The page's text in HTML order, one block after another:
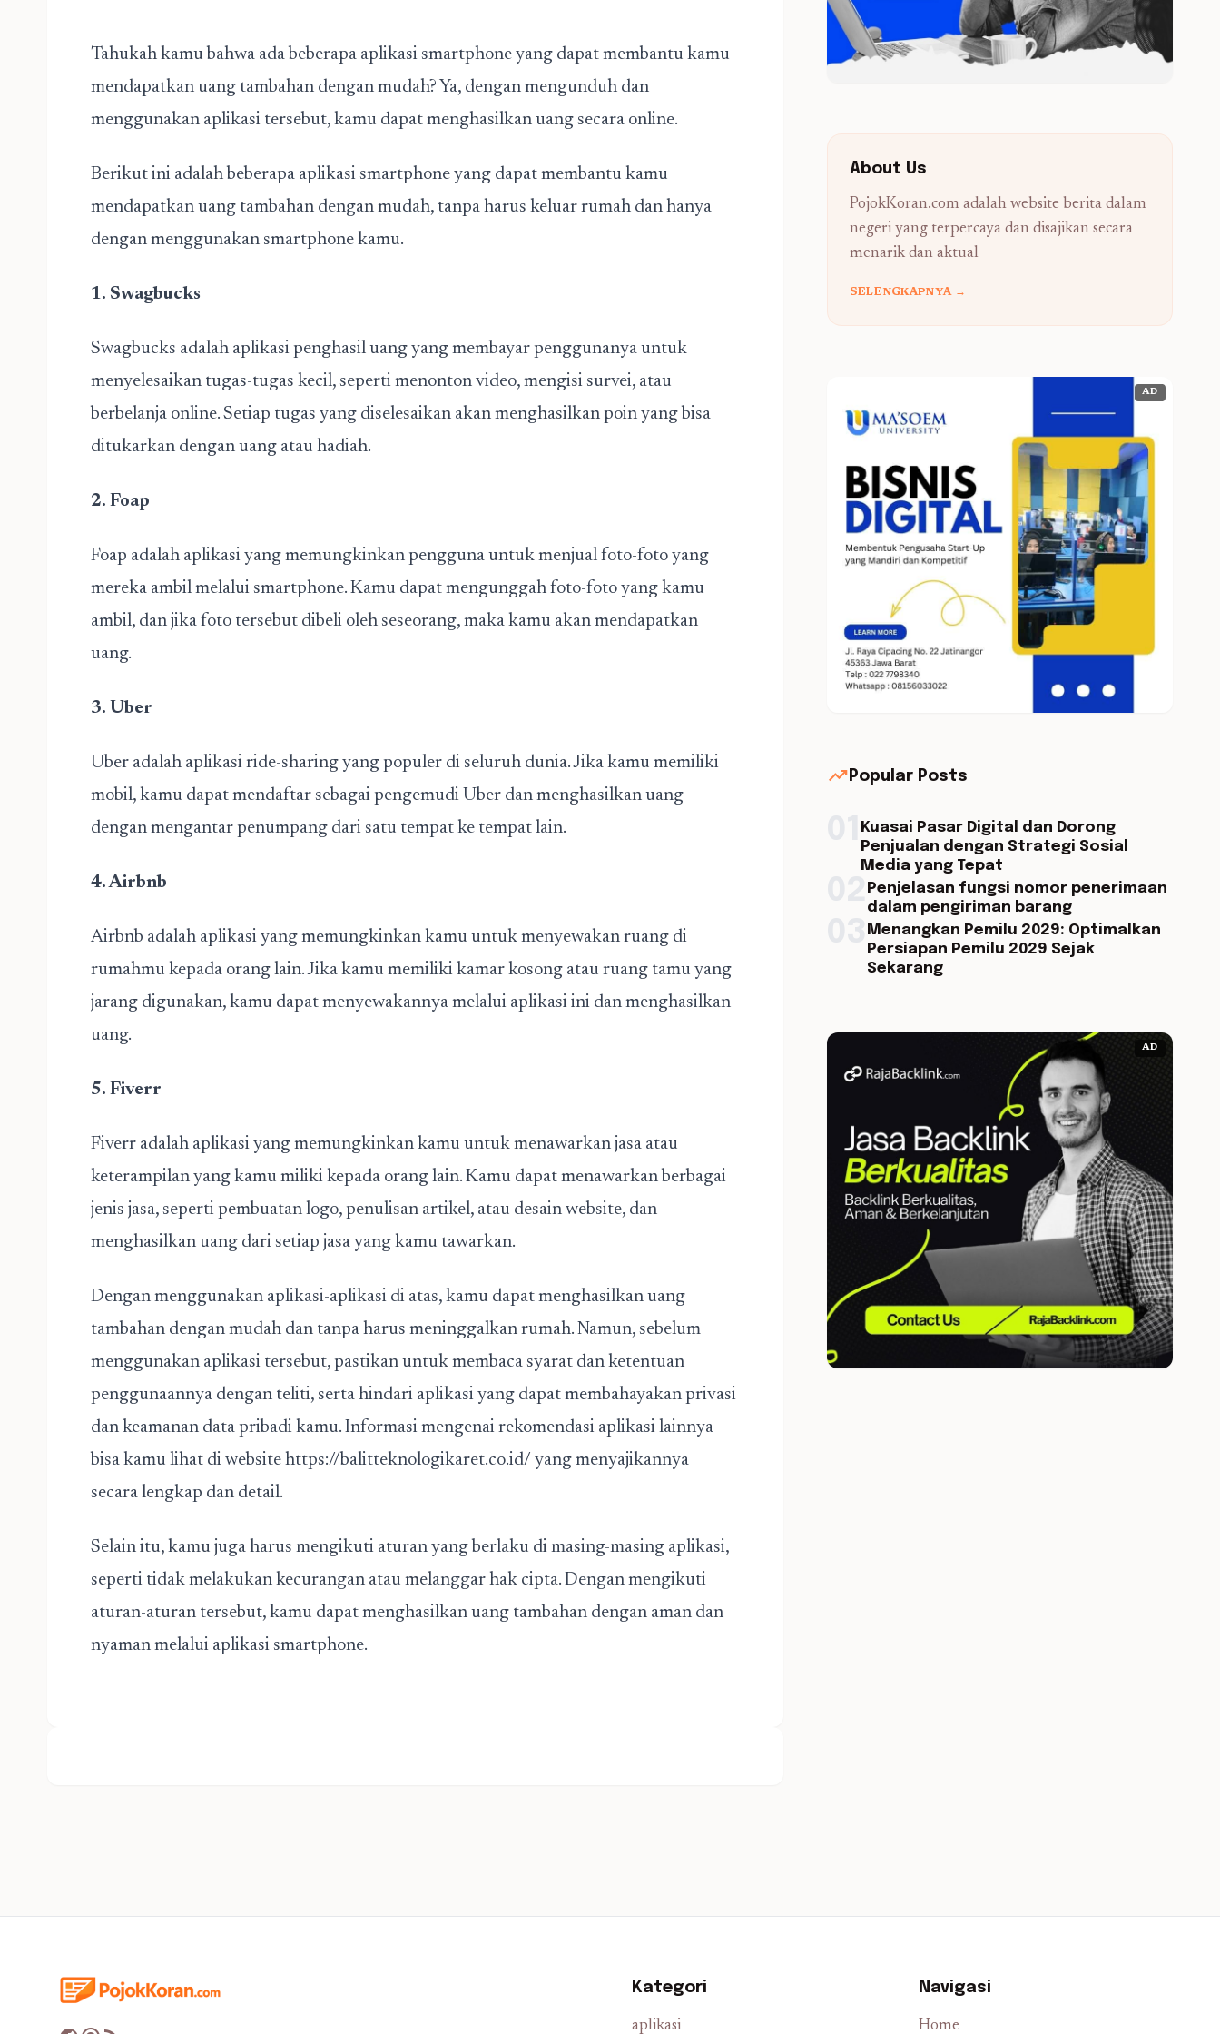
Tahukah kamu bahwa ada beberapa aplikasi smartphone yang dapat membantu kamu
mendapatkan uang tambahan dengan mudah? Ya, dengan mengunduh dan
menggunakan aplikasi tersebut, kamu dapat menghasilkan uang secara online.
Berikut ini adalah beberapa aplikasi smartphone yang dapat membantu kamu
mendapatkan uang tambahan dengan mudah, tanpa harus keluar rumah dan hanya
dengan menggunakan smartphone kamu.
1. Swagbucks
Swagbucks adalah aplikasi penghasil uang yang membayar penggunanya untuk
menyelesaikan tugas-tugas kecil, seperti menonton video, mengisi survei, atau
berbelanja online. Setiap tugas yang diselesaikan akan menghasilkan poin yang bisa
ditukarkan dengan uang atau hadiah.
2. Foap
Foap adalah aplikasi yang memungkinkan pengguna untuk menjual foto-foto yang
mereka ambil melalui smartphone. Kamu dapat mengunggah foto-foto yang kamu
ambil, dan jika foto tersebut dibeli oleh seseorang, maka kamu akan mendapatkan
uang.
3. Uber
Uber adalah aplikasi ride-sharing yang populer di seluruh dunia. Jika kamu memiliki
mobil, kamu dapat mendaftar sebagai pengemudi Uber dan menghasilkan uang
dengan mengantar penumpang dari satu tempat ke tempat lain.
4. Airbnb
Airbnb adalah aplikasi yang memungkinkan kamu untuk menyewakan ruang di
rumahmu kepada orang lain. Jika kamu memiliki kamar kosong atau ruang tamu yang
jarang digunakan, kamu dapat menyewakannya melalui aplikasi ini dan menghasilkan
uang.
5. Fiverr
Fiverr adalah aplikasi yang memungkinkan kamu untuk menawarkan jasa atau
keterampilan yang kamu miliki kepada orang lain. Kamu dapat menawarkan berbagai
jenis jasa, seperti pembuatan logo, penulisan artikel, atau desain website, dan
menghasilkan uang dari setiap jasa yang kamu tawarkan.
Dengan menggunakan aplikasi-aplikasi di atas, kamu dapat menghasilkan uang
tambahan dengan mudah dan tanpa harus meninggalkan rumah. Namun, sebelum
menggunakan aplikasi tersebut, pastikan untuk membaca syarat dan ketentuan
penggunaannya dengan teliti, serta hindari aplikasi yang dapat membahayakan privasi
dan keamanan data pribadi kamu. Informasi mengenai rekomendasi aplikasi lainnya
bisa kamu lihat di website https://balitteknologikaret.co.id/ yang menyajikannya
secara lengkap dan detail.
Selain itu, kamu juga harus mengikuti aturan yang berlaku di masing-masing aplikasi,
seperti tidak melakukan kecurangan atau melanggar hak cipta. Dengan mengikuti
aturan-aturan tersebut, kamu dapat menghasilkan uang tambahan dengan aman dan
nyaman melalui aplikasi smartphone.
About Us
PojokKoran.com adalah website berita dalam
negeri yang terpercaya dan disajikan secara
menarik dan aktual
SELENGKAPNYA →
AD
trending_up Popular Posts
Kuasai Pasar Digital dan Dorong
Penjualan dengan Strategi Sosial
Media yang Tepat
Penjelasan fungsi nomor penerimaan
dalam pengiriman barang
Menangkan Pemilu 2029: Optimalkan
Persiapan Pemilu 2029 Sejak
Sekarang
AD
Kategori
aplikasi
Navigasi
Home